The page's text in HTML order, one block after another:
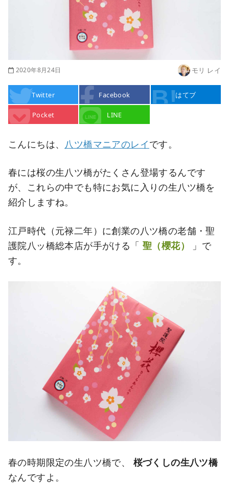
2020年8月24日 モリ レイ
Twitter Facebook はてブ
Pocket LINE
こんにちは、 八ツ橋マニアのレイです。
春には桜の生八ツ橋がたくさん登場するんです
が、これらの中でも特にお気に入りの生八ツ橋を
紹介しますね。
江戸時代（元禄二年）に創業の八ツ橋の老舗・聖
護院八ッ橋総本店が手がける「 聖（櫻花）
」で
す。
春の時期限定の生八ツ橋で、
桜づくしの生八ツ橋
なんですよ。